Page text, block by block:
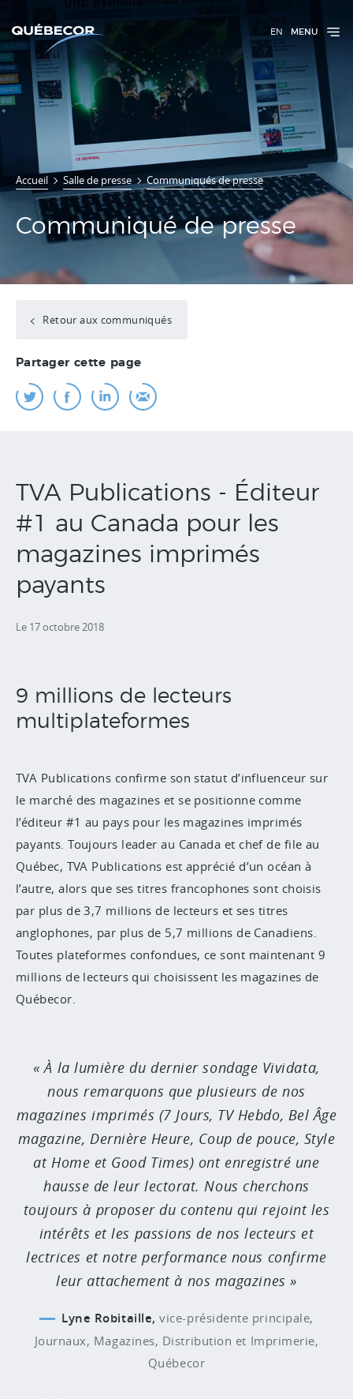
EN MENU
Accueil Salle de presse Communiqués de presse
Communiqué de presse
Retour aux communiqués
Partager cette page
TVA Publications - Éditeur
#1 au Canada pour les
magazines imprimés
payants
Le 17 octobre 2018
9 millions de lecteurs
multiplateformes
TVA Publications confirme son statut d’influenceur sur
le marché des magazines et se positionne comme
l’éditeur #1 au pays pour les magazines imprimés
payants. Toujours leader au Canada et chef de file au
Québec, TVA Publications est apprécié d’un océan à
l’autre, alors que sestitres francophones sont choisis
par plus de 3,7 millions de lecteurs et ses titres
anglophones, par plus de 5,7 millions de Canadiens.
Toutes plateformes confondues, ce sont maintenant 9
millions de lecteurs qui choisissent les magazines de
Québecor.
À la lumière du dernier sondage Vividata,
nous remarquons que plusieurs de nos
magazines imprimés (7 Jours, TV Hebdo, Bel Âge
magazine, Dernière Heure, Coup de pouce, Style
at Home et Good Times) ont enregistré une
hausse de leur lectorat. Nous cherchons
toujours à proposer du contenu qui rejoint les
intérêts et les passions de nos lecteurs et
lectrices et notre performance nous confirme
leur attachement à nos magazines
Lyne Robitaille, vice-présidente principale,
Journaux, Magazines, Distribution et Imprimerie,
Québecor